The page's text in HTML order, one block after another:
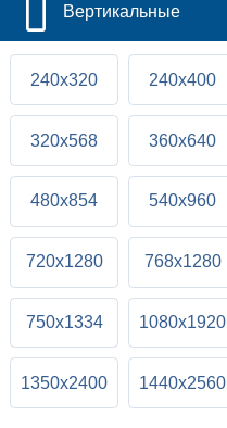
Вертикальные
240x320 240x400
320x568 360x640
480x854 540x960
720x1280 768x1280
750x1334 1080x1920
1350x2400 1440x2560